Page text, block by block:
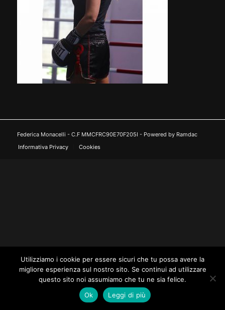
Federica Monacelli - C.F MMCFRC90E70F205I - Powered by Ramdac
Informativa Privacy
Cookies
Utilizziamo i cookie per essere sicuri che tu possa avere la
migliore esperienza sul nostro sito. Se continui ad utilizzare
questo sito noi assumiamo che tu ne sia felice.
Ok
Leggi di più